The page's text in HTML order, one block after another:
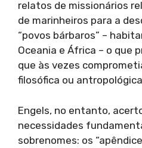
relatos de missionários
de marinheiros para a
“povos bárbaros” –
Oceania e África – o que
que às vezes
filosófica ou
Engels, no entanto,
necessidades
sobrenomes: os